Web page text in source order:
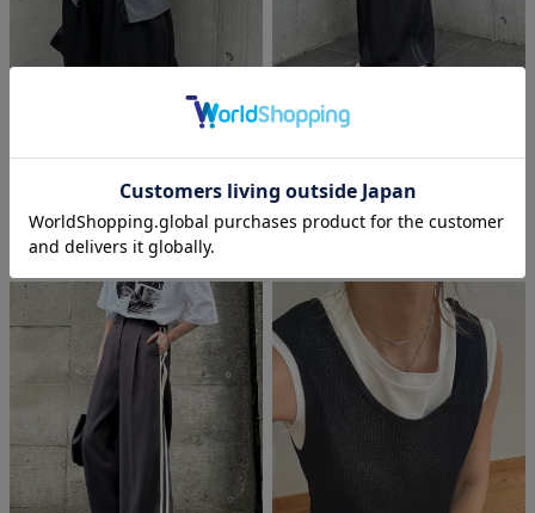
Hook design rib tee (isook select)
3,960税込
Side line slacks skirt (isook select)
¥ 6,600→ ¥5,940税込